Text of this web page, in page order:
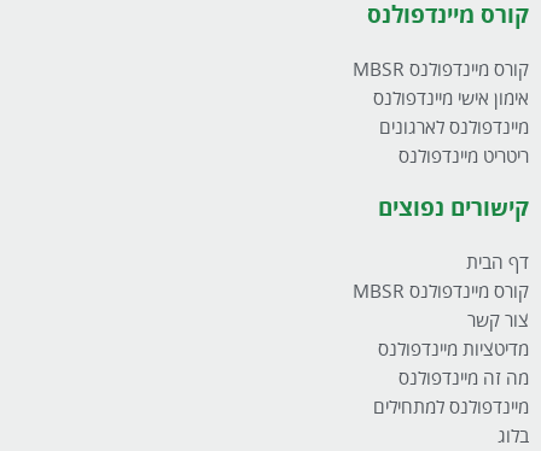
קורס מיינדפולנס
קורס מיינדפולנס MBSR
אימון אישי מיינדפולנס
מיינדפולנס לארגונים
ריטריט מיינדפולנס
קישורים נפוצים
דף הבית
קורס מיינדפולנס MBSR
צור קשר
מדיטציות מיינדפולנס
מה זה מיינדפולנס
מיינדפולנס למתחילים
בלוג